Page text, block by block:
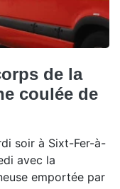
de la
coulée de
soir à Sixt-Fer-à-
avec la
emportée par